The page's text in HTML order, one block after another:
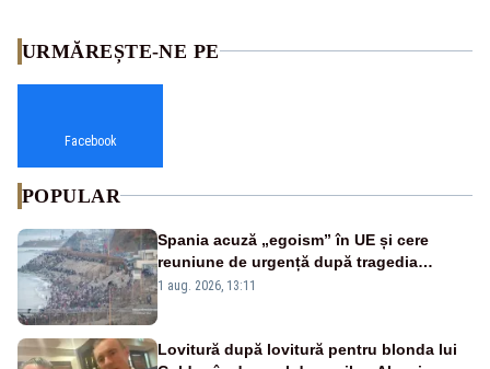
URMĂREȘTE-NE PE
Facebook
POPULAR
Spania acuză „egoism” în UE și cere
reuniune de urgență după tragedia
migranților din Ceuta. Zeci de oameni au
1 aug. 2026, 13:11
Lovitură după lovitură pentru blonda lui